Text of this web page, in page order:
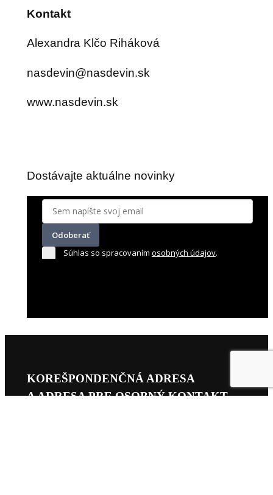
Kontakt
Alexandra Klčo Riháková
ks.ni
vedsa
n@niv
edsan
www.nasdevin.sk
Dostávajte aktuálne novinky
Odoberať
Súhlas so spracovaním osobných údajov.
KOREŠPONDENČNÁ ADRESA
A ADRESA PRE OSOBNÝ KONTAKT